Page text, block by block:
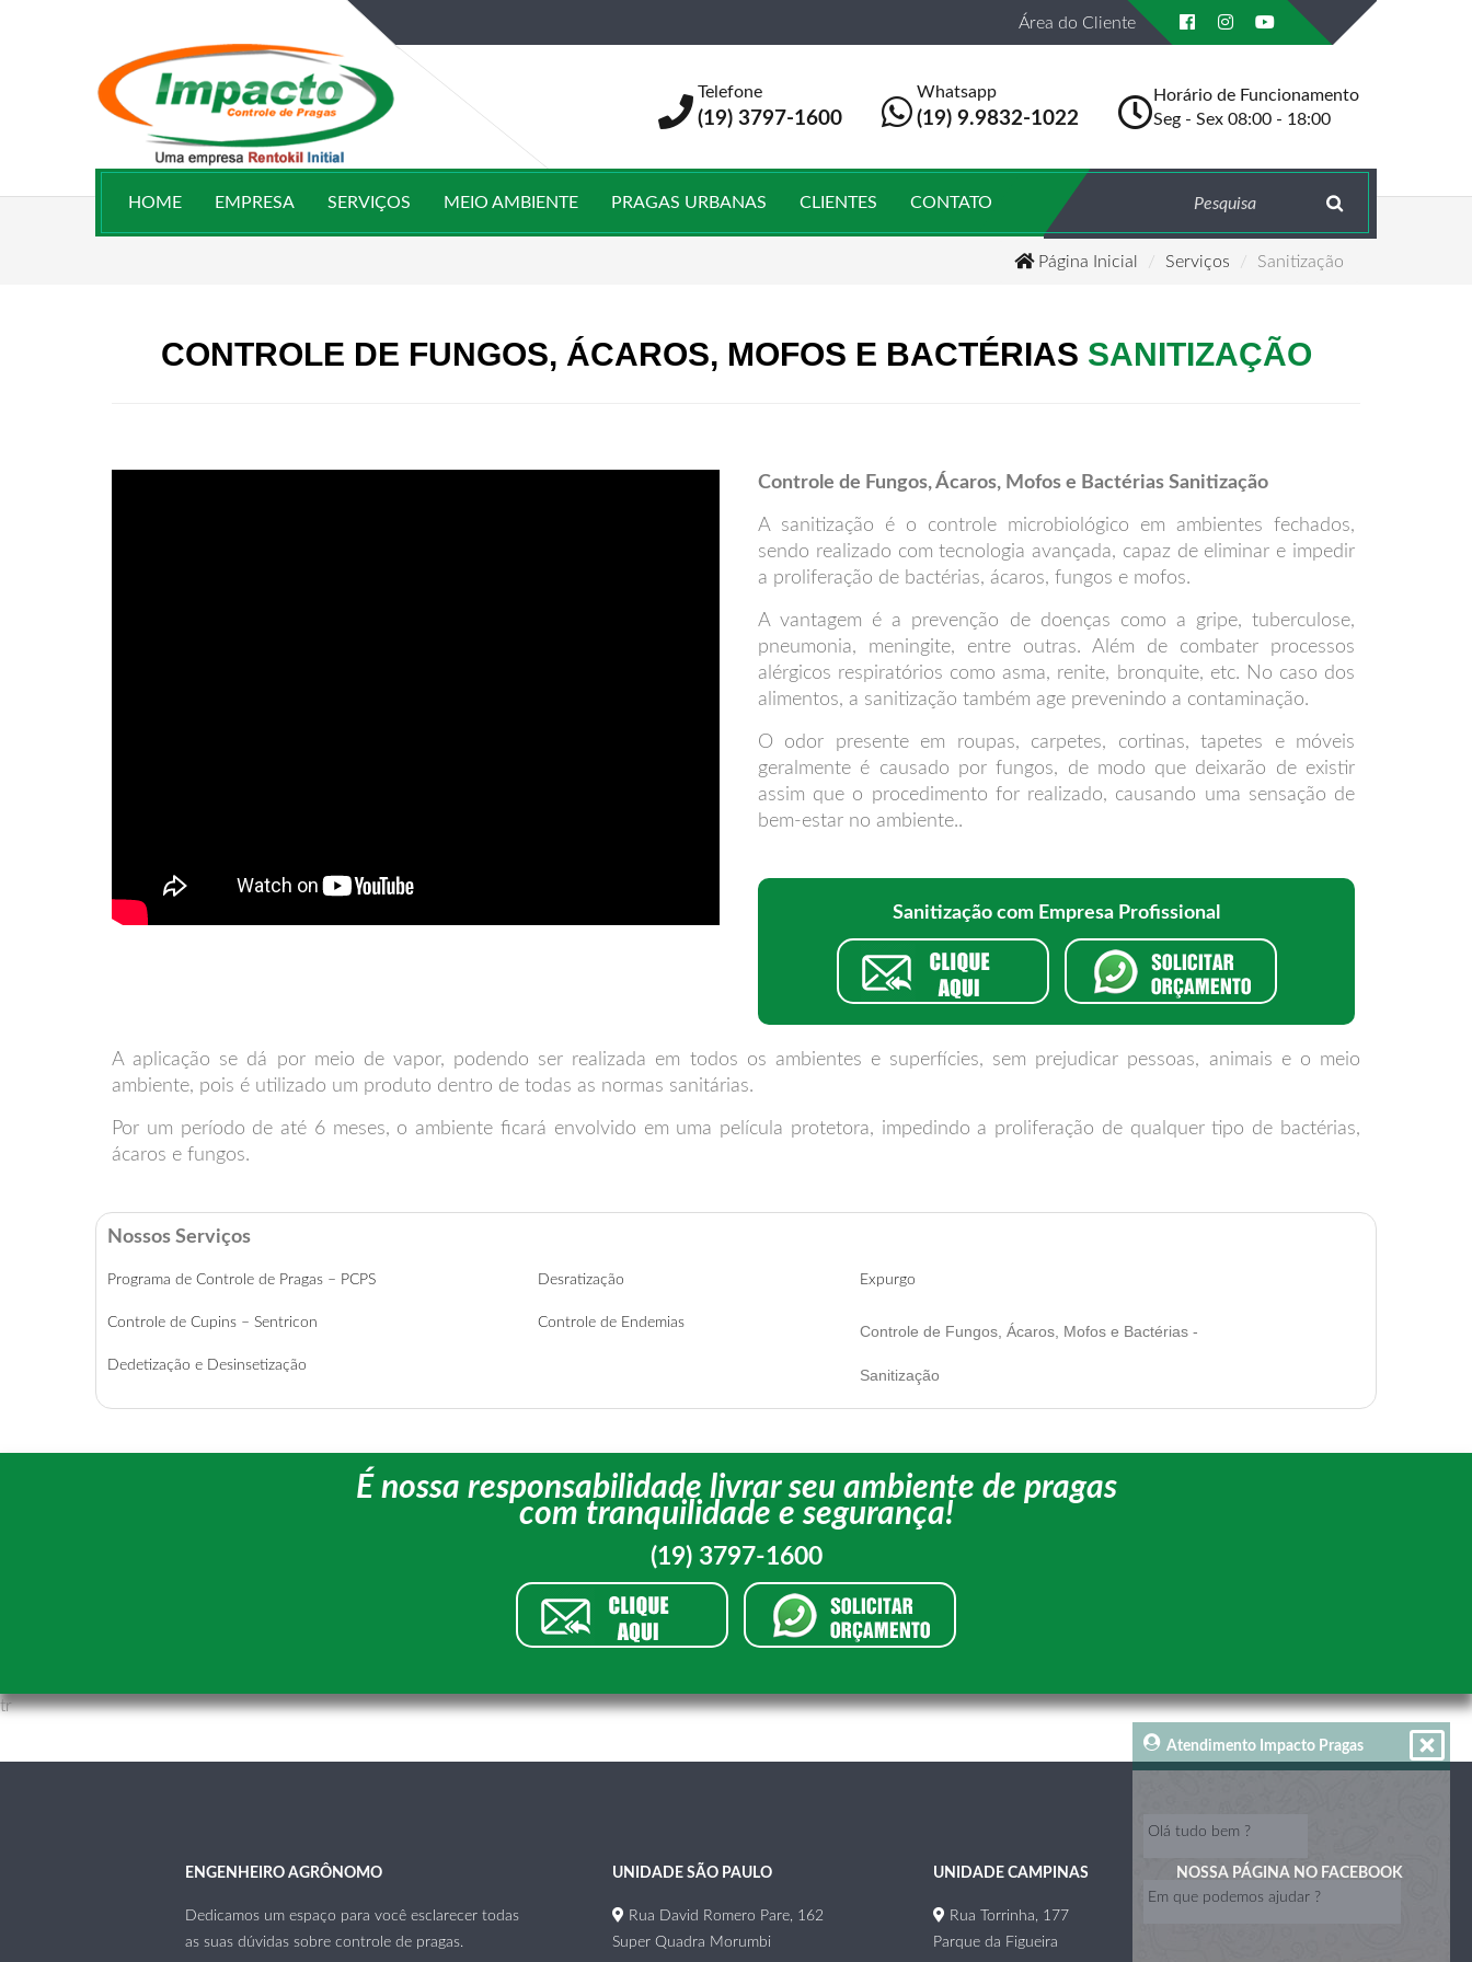
Área do Cliente
Telefone
(19) 3797-1600
Whatsapp
(19) 9.9832-1022
Horário de Funcionamento
Seg - Sex 08:00 - 18:00
HOME EMPRESA SERVIÇOS MEIO AMBIENTE PRAGAS URBANAS CLIENTES CONTATO
Página Inicial Serviços Sanitização
CONTROLE DE FUNGOS, ÁCAROS, MOFOS E BACTÉRIAS SANITIZAÇÃO
Controle de Fungos, Ácaros, Mofos e Bactérias Sanitização
A sanitização é o controle microbiológico em ambientes fechados,
sendo realizado com tecnologia avançada, capaz de eliminar e impedir
a proliferação de bactérias, ácaros, fungos e mofos.
A vantagem é a prevenção de doenças como a gripe, tuberculose,
pneumonia, meningite, entre outras. Além de combater processos
alérgicos respiratórios como asma, renite, bronquite, etc. No caso dos
alimentos, a sanitização também age prevenindo a contaminação.
O odor presente em roupas, carpetes, cortinas, tapetes e móveis
geralmente é causado por fungos, de modo que deixarão de existir
assim que o procedimento for realizado, causando uma sensação de
bem-estar no ambiente..
Sanitização com Empresa Profissional
A aplicação se dá por meio de vapor, podendo ser realizada em todos os ambientes e superfícies, sem prejudicar pessoas, animais e o meio
ambiente, pois é utilizado um produto dentro de todas as normas sanitárias.
Por um período de até 6 meses, o ambiente ficará envolvido em uma película protetora, impedindo a proliferação de qualquer tipo de bactérias,
ácaros e fungos.
Nossos Serviços
Programa de Controle de Pragas – PCPS
Controle de Cupins – Sentricon
Dedetização e Desinsetização
Desratização
Controle de Endemias
Expurgo
Controle de Fungos, Ácaros, Mofos e Bactérias -
Sanitização
É nossa responsabilidade livrar seu ambiente de pragas
com tranquilidade e segurança!
(19) 3797-1600
tr
Atendimento Impacto Pragas
Olá tudo bem ?
Em que podemos ajudar ?
ENGENHEIRO AGRÔNOMO
Dedicamos um espaço para você esclarecer todas
as suas dúvidas sobre controle de pragas.
UNIDADE SÃO PAULO
Rua David Romero Pare, 162
Super Quadra Morumbi
UNIDADE CAMPINAS
Rua Torrinha, 177
Parque da Figueira
NOSSA PÁGINA NO FACEBOOK